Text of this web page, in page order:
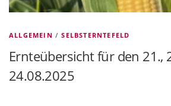
ALLGEMEIN /SELBSTERNTEFELD
Ernteübersicht für den 21.,
24.08.2025